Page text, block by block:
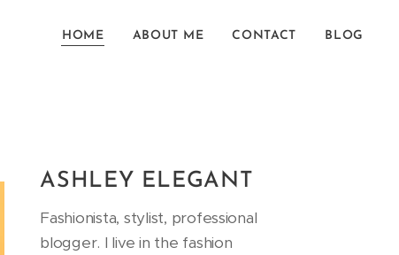
HOME ABOUT ME CONTACT BLOG
ASHLEY ELEGANT
Fashionista, stylist, professional
blogger. I live in the fashion